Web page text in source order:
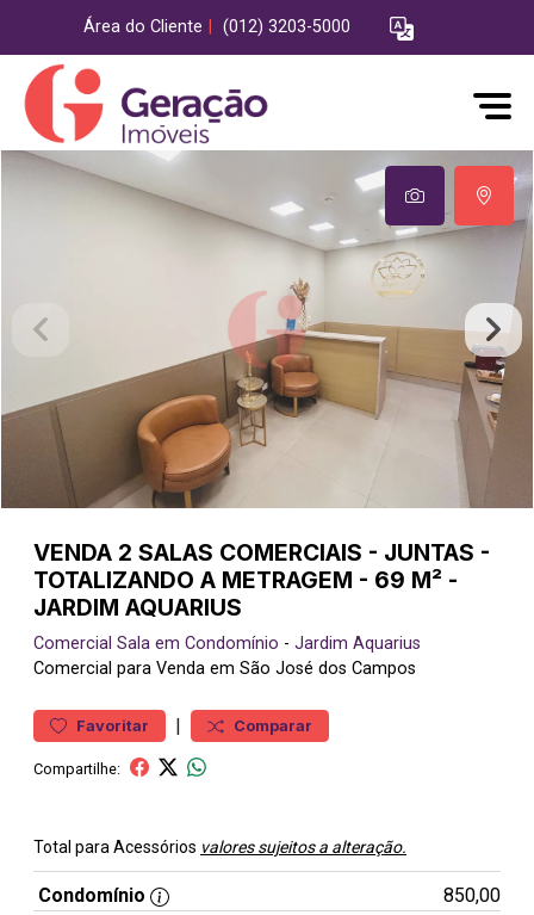
Área do Cliente (012) 3203-5000
VENDA 2 SALAS COMERCIAIS - JUNTAS -
TOTALIZANDO A METRAGEM - 69 M² -
JARDIM AQUARIUS
Comercial Sala em Condomínio - Jardim Aquarius
Comercial para Venda em São José dos Campos
Favoritar | Comparar
Compartilhe:
Total para Acessórios valores sujeitos a alteração.
Condomínio
850,00